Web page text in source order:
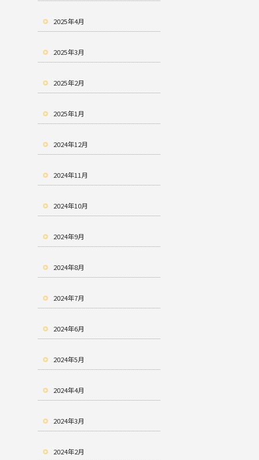
2025年4月
2025年3月
2025年2月
2025年1月
2024年12月
2024年11月
2024年10月
2024年9月
2024年8月
2024年7月
2024年6月
2024年5月
2024年4月
2024年3月
2024年2月